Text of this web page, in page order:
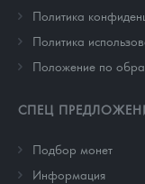
Политика
Политика
Положение по
СПЕЦ
Подбор монет
Информация